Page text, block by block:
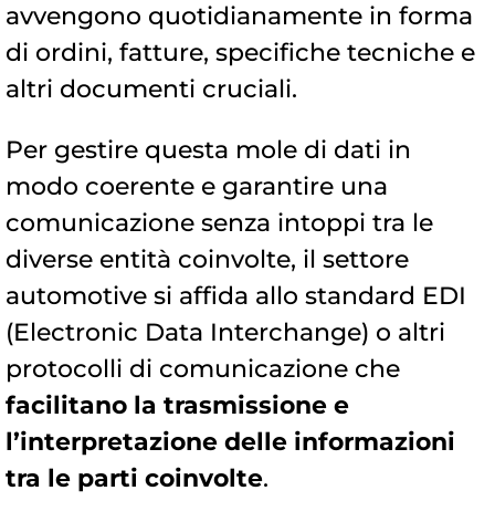
avvengono quotidianamente in forma
di ordini, fatture, specifiche tecniche e
altri documenti cruciali.
Per gestire questa mole di dati in
modo coerente e garantire una
comunicazione senza intoppi tra le
diverse entità coinvolte, il settore
automotive si affida allo standard EDI
(Electronic Data Interchange) o altri
protocolli di comunicazione che
facilitano la trasmissione e
l’interpretazione delle informazioni
tra le parti coinvolte.